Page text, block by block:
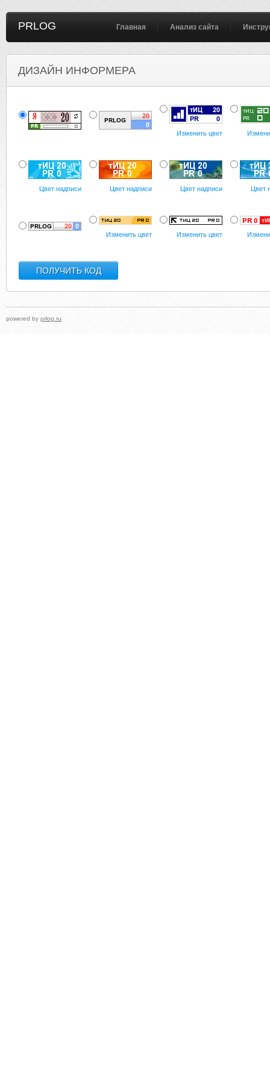
PRLOG Главная Анализ сайта
ДИЗАЙН ИНФОРМЕРА
Изменить цвет
Цвет надписи Цвет надписи Цвет надписи Цвет
Изменить цвет Изменить цвет
powered by prlog.ru